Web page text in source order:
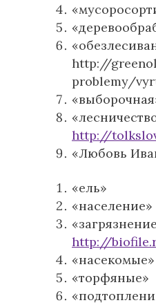
http://
problemy/
http://
«Любовь
«ель»
«население»
http://
«насекомые»
«торфяные»